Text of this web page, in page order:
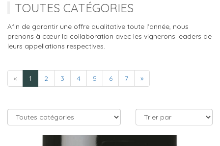
TOUTES CATÉGORIES
Afin de garantir une offre qualitative toute l'année, nous
prenons à cœur la collaboration avec les vignerons leaders de
leurs appellations respectives.
« 1 2 3 4 5 6 7 »